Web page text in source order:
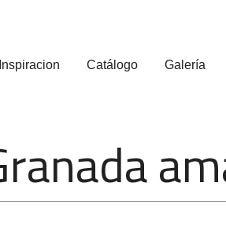
Inspiracion Catálogo Galería